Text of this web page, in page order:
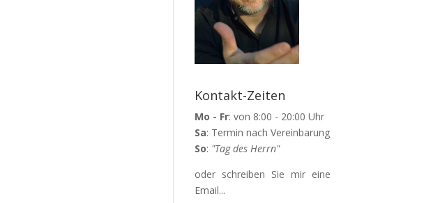
Kontakt-Zeiten
Mo - Fr: von 8:00 - 20:00 Uhr
Sa: Termin nach Vereinbarung
So: "Tag des Herrn"
oder schreiben Sie mir eine
Email...